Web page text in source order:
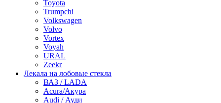
Toyota
Trumpchi
Volkswagen
Volvo
Vortex
Voyah
URAL
Zeekr
Лекала на лобовые стекла
ВАЗ / LADA
Acura/Акура
Audi / Ауди